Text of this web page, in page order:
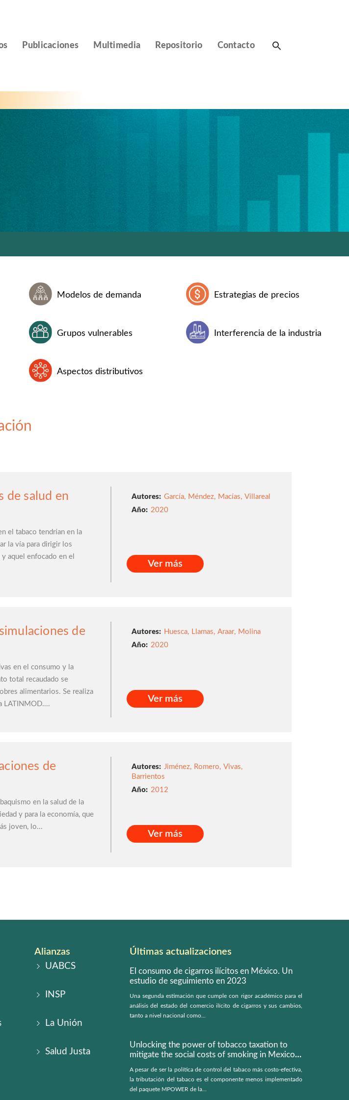
Publicaciones Multimedia Repositorio Contacto
Modelos de demanda Estrategias de precios
Grupos vulnerables Interferencia de la industria
Aspectos distributivos
de salud en
el tabaco tendrían en la
la vía para dirigir los
aquel enfocado en el
Autores: García, Méndez, Macías, Villareal
2020
Ver más
de
en el consumo y la
total recaudado se
alimentarios. Se realiza
LATINMOD....
Autores: Huesca, Llamas, Araar, Molina
2020
Ver más
de
en la salud de la
y para la economía, que
joven, lo...
Autores: Jiménez, Romero, Vivas,
Barrientos
2012
Ver más
Alianzas
UABCS
INSP
La Unión
Salud Justa
Últimas actualizaciones
El consumo de cigarros ilícitos en México. Un
estudio de seguimiento en 2023
Una segunda estimación que cumple con rigor académico para el
análisis del estado del comercio ilícito de cigarros y sus cambios,
tanto a nivel nacional como...
Unlocking the power of tobacco taxation to
mitigate the social costs of smoking in Mexico:
A pesar de ser la política de control del tabaco más costo-efectiva,
la tributación del tabaco es el componente menos implementado
del paquete MPOWER de la...